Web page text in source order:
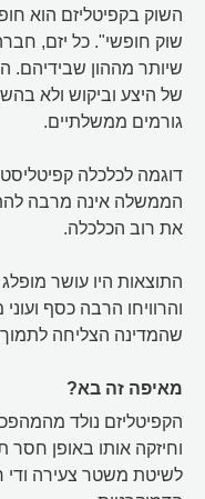
השוק בקפיטליזם הוא
שוק חופשי". כל יזם,
שיותר מההון שבידיהם.
של היצע וביקוש ולא
גורמים ממשלתיים.
דוגמה לכלכלה
הממשלה אינה מרבה
את רוב הכלכלה.
התוצאות היו עושר
והרוויחו הרבה כסף
שהמדינה הצליחה
מאיפה זה בא?
הקפיטליזם נולד
וחיזקה אותו באופן חסר